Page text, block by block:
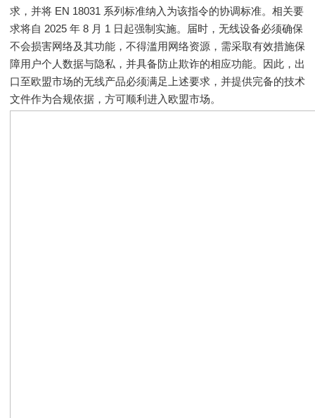
求，并将 EN 18031 系列标准纳入为该指令的协调标准。相关要
求将自 2025 年 8 月 1 日起强制实施。届时，无线设备必须确保
不会损害网络及其功能，不得滥用网络资源，需采取有效措施保
障用户个人数据与隐私，并具备防止欺诈的相应功能。因此，出
口至欧盟市场的无线产品必须满足上述要求，并提供完备的技术
文件作为合规依据，方可顺利进入欧盟市场。